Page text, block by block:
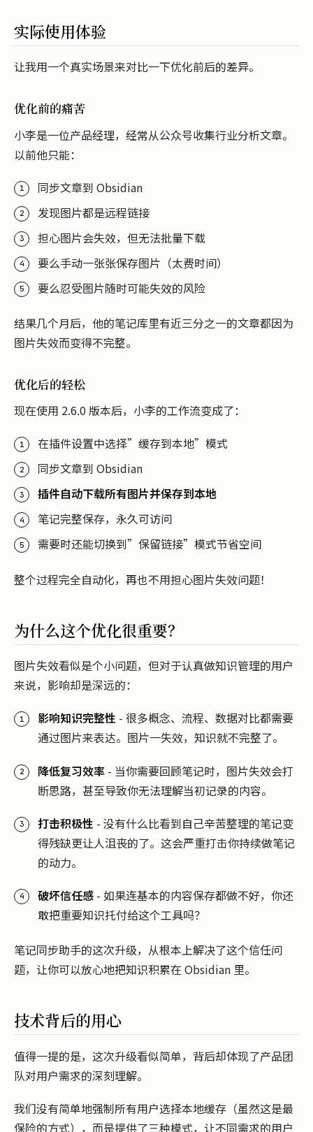
实际使用体验
让我用一个真实场景来对比一下优化前后的差异。
优化前的痛苦
小李是一位产品经理，经常从公众号收集行业分析文章。
以前他只能：
同步文章到 Obsidian
发现图片都是远程链接
担心图片会失效，但无法批量下载
要么手动一张张保存图片（太费时间）
要么忍受图片随时可能失效的风险
结果几个月后，他的笔记库里有近三分之一的文章都因为
图片失效而变得不完整。
优化后的轻松
现在使用 2.6.0 版本后，小李的工作流变成了：
在插件设置中选择”缓存到本地”模式
同步文章到 Obsidian
插件自动下载所有图片并保存到本地
笔记完整保存，永久可访问
需要时还能切换到”保留链接”模式节省空间
整个过程完全自动化，再也不用担心图片失效问题！
为什么这个优化很重要？
图片失效看似是个小问题，但对于认真做知识管理的用户
来说，影响却是深远的：
影响知识完整性 - 很多概念、流程、数据对比都需要
通过图片来表达。图片一失效，知识就不完整了。
降低复习效率 - 当你需要回顾笔记时，图片失效会打
断思路，甚至导致你无法理解当初记录的内容。
打击积极性 - 没有什么比看到自己辛苦整理的笔记变
得残缺更让人沮丧的了。这会严重打击你持续做笔记
的动力。
破坏信任感 - 如果连基本的内容保存都做不好，你还
敢把重要知识托付给这个工具吗？
笔记同步助手的这次升级，从根本上解决了这个信任问
题，让你可以放心地把知识积累在 Obsidian 里。
技术背后的用心
值得一提的是，这次升级看似简单，背后却体现了产品团
队对用户需求的深刻理解。
我们没有简单地强制所有用户选择本地缓存（虽然这是最
保险的方式），而是提供了三种模式，让不同需求的用户